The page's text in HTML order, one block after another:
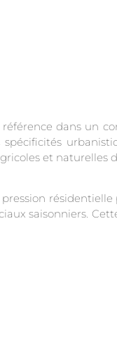
dans un
et naturelles
saisonniers.